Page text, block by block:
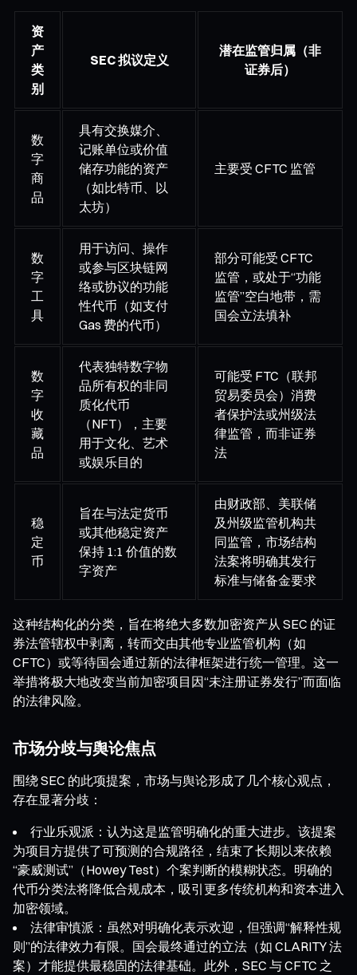
资
产
类
别
SEC 拟议定义
潜在监管归属（非
证券后）
数
字
商
品
具有交换媒介、
记账单位或价值
储存功能的资产
（如比特币、以
太坊）
主要受 CFTC 监管
数
字
工
具
用于访问、操作
或参与区块链网
络或协议的功能
性代币（如支付
Gas 费的代币）
部分可能受 CFTC
监管，或处于“功能
监管”空白地带，需
国会立法填补
数
字
收
藏
品
代表独特数字物
品所有权的非同
质化代币
（NFT），主要
用于文化、艺术
或娱乐目的
可能受 FTC（联邦
贸易委员会）消费
者保护法或州级法
律监管，而非证券
法
稳
定
币
旨在与法定货币
或其他稳定资产
保持 1:1 价值的数
字资产
由财政部、美联储
及州级监管机构共
同监管，市场结构
法案将明确其发行
标准与储备金要求
这种结构化的分类，旨在将绝大多数加密资产从 SEC 的证
券法管辖权中剥离，转而交由其他专业监管机构（如
CFTC）或等待国会通过新的法律框架进行统一管理。这一
举措将极大地改变当前加密项目因“未注册证券发行”而面临
的法律风险。
市场分歧与舆论焦点
围绕 SEC 的此项提案，市场与舆论形成了几个核心观点，
存在显著分歧：
行业乐观派：认为这是监管明确化的重大进步。该提案
为项目方提供了可预测的合规路径，结束了长期以来依赖
“豪威测试”（Howey Test）个案判断的模糊状态。明确的
代币分类法将降低合规成本，吸引更多传统机构和资本进入
加密领域。
法律审慎派：虽然对明确化表示欢迎，但强调“解释性规
则”的法律效力有限。国会最终通过的立法（如 CLARITY 法
案）才能提供最稳固的法律基础。此外，SEC 与 CFTC 之